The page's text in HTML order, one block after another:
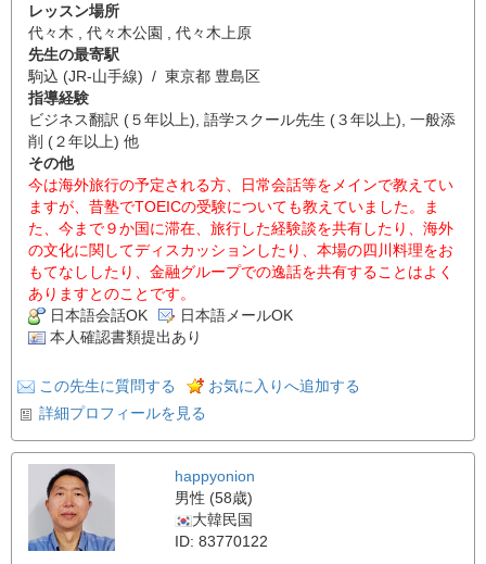
レッスン場所
代々木 , 代々木公園 , 代々木上原
先生の最寄駅
駒込 (JR-山手線) / 東京都 豊島区
指導経験
ビジネス翻訳 (５年以上), 語学スクール先生 (３年以上), 一般添
削 (２年以上) 他
その他
今は海外旅行の予定される方、日常会話等をメインで教えてい
ますが、昔塾でTOEICの受験についても教えていました。ま
た、今まで９か国に滞在、旅行した経験談を共有したり、海外
の文化に関してディスカッションしたり、本場の四川料理をお
もてなししたり、金融グループでの逸話を共有することはよく
ありますとのことです。
日本語会話OK
日本語メールOK
本人確認書類提出あり
この先生に質問する
お気に入りへ追加する
詳細プロフィールを見る
happyonion
男性 (58歳)
大韓民国
ID: 83770122